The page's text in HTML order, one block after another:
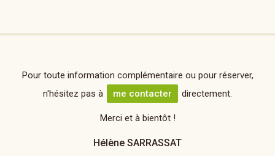
Pour toute information complémentaire ou pour réserver,
n'hésitez pas à
me contacter directement.
Merci et à bientôt !
Hélène SARRASSAT